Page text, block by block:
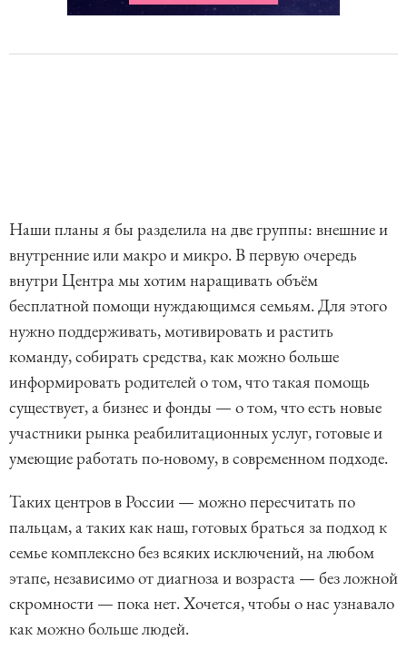
Наши планы я бы разделила на две группы: внешние и
внутренние или макро и микро. В первую очередь
внутри Центра мы хотим наращивать объём
бесплатной помощи нуждающимся семьям. Для этого
нужно поддерживать, мотивировать и растить
команду, собирать средства, как можно больше
информировать родителей о том, что такая помощь
существует, а бизнес и фонды — о том, что есть новые
участники рынка реабилитационных услуг, готовые и
умеющие работать по-новому, в современном подходе.
Таких центров в России — можно пересчитать по
пальцам, а таких как наш, готовых браться за подход к
семье комплексно без всяких исключений, на любом
этапе, независимо от диагноза и возраста — без ложной
скромности — пока нет. Хочется, чтобы о нас узнавало
как можно больше людей.